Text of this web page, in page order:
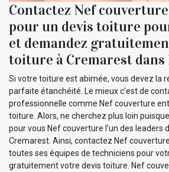
Contactez Nef
pour un devis toiture
et demandez
toiture à Cremarest dans
Si votre toiture est abimée, vous devez la
parfaite étanchéité. Le mieux c’est de
professionnelle comme Nef couverture
toiture. Alors, ne cherchez plus loin
pour vous Nef couverture l’un des leaders
Cremarest. Ainsi, contactez Nef
toutes ses équipes de techniciens pour
gratuitement votre devis toiture. Nef